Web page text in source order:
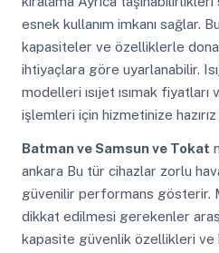
esnek kullanım imkanı sağlar.
kapasiteler ve özelliklerle
ihtiyaçlara göre uyarlanabilir.
modelleri ısıjet ısımak
işlemleri için hizmetinize hazırız
Batman ve Samsun ve Tokat
ankara Bu tür cihazlar zorlu
güvenilir performans gösterir.
dikkat edilmesi gerekenler
kapasite güvenlik özellikleri ve